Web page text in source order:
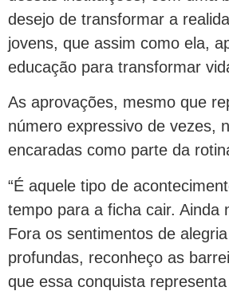
desejo de transformar a
jovens, que assim como ela,
educação para transformar
As aprovações, mesmo que
número expressivo de vezes,
encaradas como parte da
“É aquele tipo de
tempo para a ficha cair. Ainda
Fora os sentimentos de
profundas, reconheço as
que essa conquista